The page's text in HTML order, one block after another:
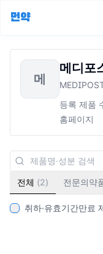
먼약
메
메디포
등록 제품
홈페이지
전체 (2) 전문의약
취하·유효기간만료